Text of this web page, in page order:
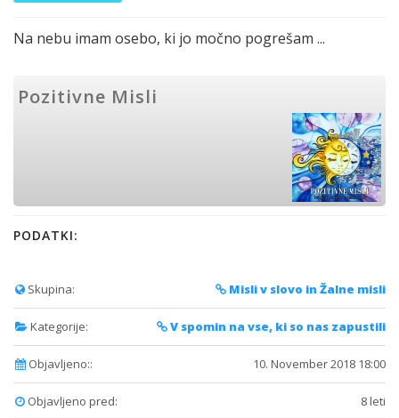
Na nebu imam osebo, ki jo močno pogrešam ...
Pozitivne Misli
PODATKI:
Skupina: Misli v slovo in Žalne misli
Kategorije: V spomin na vse, ki so nas zapustili
Objavljeno:: 10. November 2018 18:00
Objavljeno pred: 8 leti